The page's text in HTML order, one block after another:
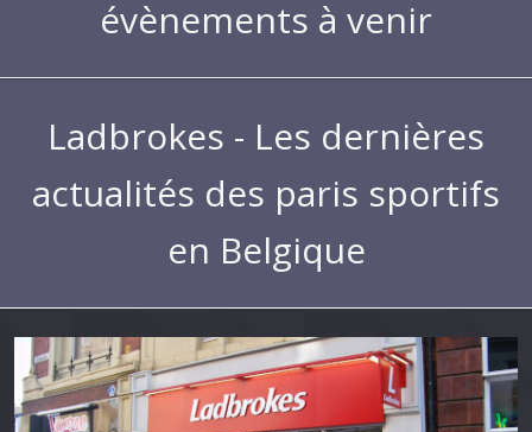
évènements à venir
Ladbrokes - Les dernières
actualités des paris sportifs
en Belgique